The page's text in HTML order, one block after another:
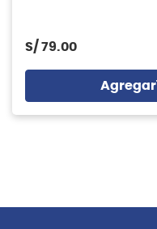
S/ 79.00
Agregar